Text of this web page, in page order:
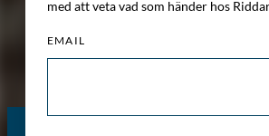
med att veta vad som händer hos
EMAIL